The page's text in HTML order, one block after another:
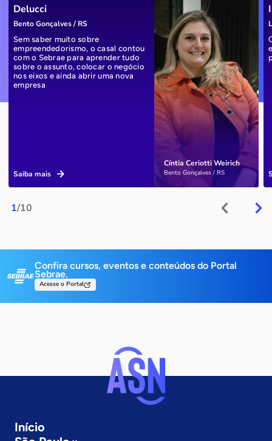
1/10
Cíntia Ceriotti Weirich
Bento Gonçalves / RS
Delucci
Bento Gonçalves / RS
Sem saber muito sobre
empreendedorismo, o casal contou
com o Sebrae para aprender tudo
sobre o assunto, colocar o negócio
nos eixos e ainda abrir uma nova
empresa
Saiba mais
Confira cursos, eventos e conteúdos do Portal
Sebrae.
Acesse o Portal
Início